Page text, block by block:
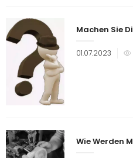
Machen Sie
Veröffentlicht
01.07.2023
Wie Werden